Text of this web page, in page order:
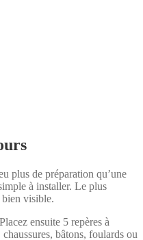
plus de préparation qu’une
à installer. Le plus
bien visible.
ensuite 5 repères à
bâtons, foulards ou